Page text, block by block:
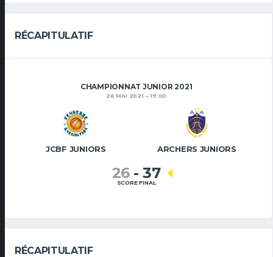
RÉCAPITULATIF
CHAMPIONNAT JUNIOR 2021
26 MAI 2021 19:00
JCBF JUNIORS ARCHERS JUNIORS
26 - 37
SCORE FINAL
RÉCAPITULATIF